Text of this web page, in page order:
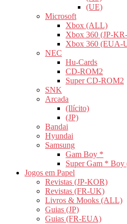
(UE)
Microsoft
Xbox (ALL)
Xbox 360 (JP-
Xbox 360 (EUA-
NEC
Hu-Cards
CD-ROM2
Super CD-ROM2
SNK
Arcada
(Ilícito)
(JP)
Bandai
Hyundai
Samsung
Gam Boy *
Super Gam *
Jogos em Papel
Revistas (JP-KOR)
Revistas (FR-UK)
Livros & Mooks (ALL)
Guias (JP)
Guias (FR-EUA)